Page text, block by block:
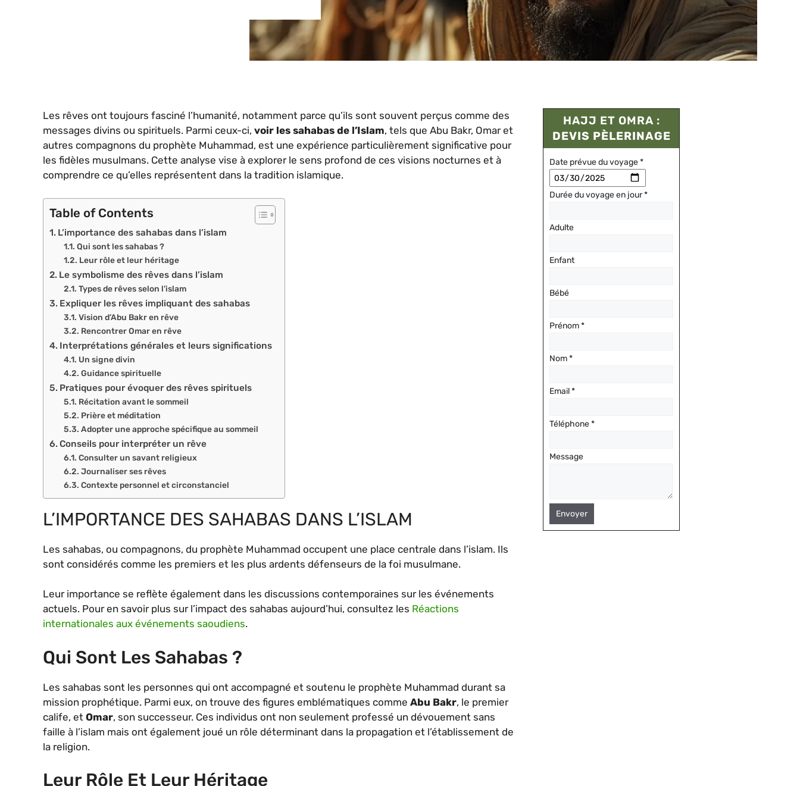
Les rêves ont toujours fasciné l’humanité, notamment parce qu’ils sont souvent perçus comme des
messages divins ou spirituels. Parmi ceux-ci, voir les sahabas de l’Islam, tels que Abu Bakr, Omar et
autres compagnons du prophète Muhammad, est une expérience particulièrement significative pour
les fidèles musulmans. Cette analyse vise à explorer le sens profond de ces visions nocturnes et à
comprendre ce qu’elles représentent dans la tradition islamique.
Table of Contents
L’importance des sahabas dans l’islam
Qui sont les sahabas ?
Leur rôle et leur héritage
Le symbolisme des rêves dans l’islam
Types de rêves selon l’islam
Expliquer les rêves impliquant des sahabas
Vision d’Abu Bakr en rêve
Rencontrer Omar en rêve
Interprétations générales et leurs significations
Un signe divin
Guidance spirituelle
Pratiques pour évoquer des rêves spirituels
Récitation avant le sommeil
Prière et méditation
Adopter une approche spécifique au sommeil
Conseils pour interpréter un rêve
Consulter un savant religieux
Journaliser ses rêves
Contexte personnel et circonstanciel
L’IMPORTANCE DES SAHABAS DANS L’ISLAM
Les sahabas, ou compagnons, du prophète Muhammad occupent une place centrale dans l’islam. Ils
sont considérés comme les premiers et les plus ardents défenseurs de la foi musulmane.
Leur importance se reflète également dans les discussions contemporaines sur les événements
actuels. Pour en savoir plus sur l’impact des sahabas aujourd’hui, consultez les Réactions
internationales aux événements saoudiens.
Qui Sont Les Sahabas ?
Les sahabas sont les personnes qui ont accompagné et soutenu le prophète Muhammad durant sa
mission prophétique. Parmi eux, on trouve des figures emblématiques comme Abu Bakr, le premier
calife, et Omar, son successeur. Ces individus ont non seulement professé un dévouement sans
faille à l’islam mais ont également joué un rôle déterminant dans la propagation et l’établissement de
la religion.
Leur Rôle Et Leur Héritage
HAJJ ET OMRA :
DEVIS PÈLERINAGE
Date prévue du voyage*
Durée du voyage en jour*
Adulte
Enfant
Bébé
Prénom*
Nom*
Email*
Téléphone*
Message
Envoyer